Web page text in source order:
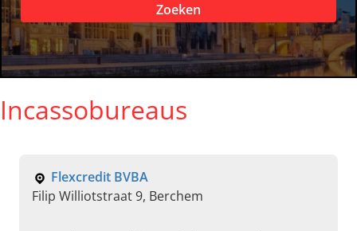
Zoeken
Incassobureaus
Flexcredit BVBA
Filip Williotstraat 9, Berchem